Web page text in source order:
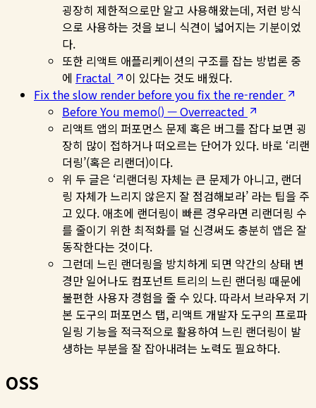
굉장히 제한적으로만 알고 사용해왔는데, 저런 방식
으로 사용하는 것을 보니 식견이 넓어지는 기분이었
다.
또한 리액트 애플리케이션의 구조를 잡는 방법론 중
에 Fractal
이 있다는 것도 배웠다.
Fix the slow render before you fix the re-render
Before You memo() — Overreacted
리액트 앱의 퍼포먼스 문제 혹은 버그를 잡다 보면 굉
장히 많이 접하거나 떠오르는 단어가 있다. 바로 ‘리랜
더링’(혹은 리랜더)이다.
위 두 글은 ‘리랜더링 자체는 큰 문제가 아니고, 랜더
링 자체가 느리지 않은지 잘 점검해보라’ 라는 팁을 주
고 있다. 애초에 랜더링이 빠른 경우라면 리랜더링 수
를 줄이기 위한 최적화를 덜 신경써도 충분히 앱은 잘
동작한다는 것이다.
그런데 느린 랜더링을 방치하게 되면 약간의 상태 변
경만 일어나도 컴포넌트 트리의 느린 랜더링 때문에
불편한 사용자 경험을 줄 수 있다. 따라서 브라우저 기
본 도구의 퍼포먼스 탭, 리액트 개발자 도구의 프로파
일링 기능을 적극적으로 활용하여 느린 랜더링이 발
생하는 부분을 잘 잡아내려는 노력도 필요하다.
OSS